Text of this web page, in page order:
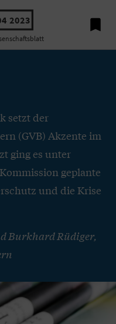
2023 
setzt der
(GVB) Akzente im
ging es unter
geplante
und die Krise
Burkhard Rüdiger,